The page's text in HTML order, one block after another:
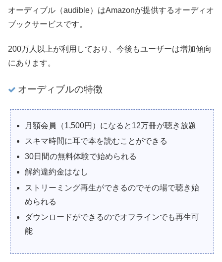
オーディブル（audible）はAmazonが提供するオーディオ
ブックサービスです。
200万人以上が利用しており、今後もユーザーは増加傾向
にあります。
オーディブルの特徴
月額会員（1,500円）になると12万冊が聴き放題
スキマ時間に耳で本を読むことができる
30日間の無料体験で始められる
解約違約金はなし
ストリーミング再生ができるのでその場で聴き始
められる
ダウンロードができるのでオフラインでも再生可
能